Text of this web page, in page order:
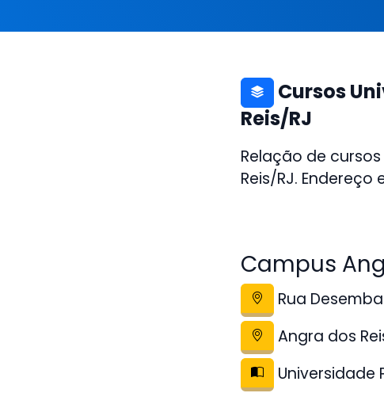
Cursos
Reis/RJ
Relação de
Reis/RJ.
Campus
Rua
Angra dos
Universidade